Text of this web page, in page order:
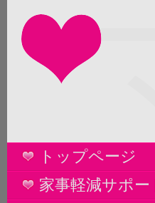
トップページ
家事軽減サポー